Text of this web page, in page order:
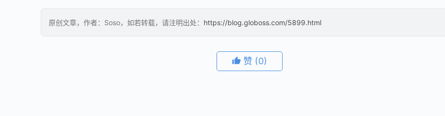
原创文章，作者：Soso，如若转载，请注明出处： https://blog.globoss.com/5899.html
赞 (0)